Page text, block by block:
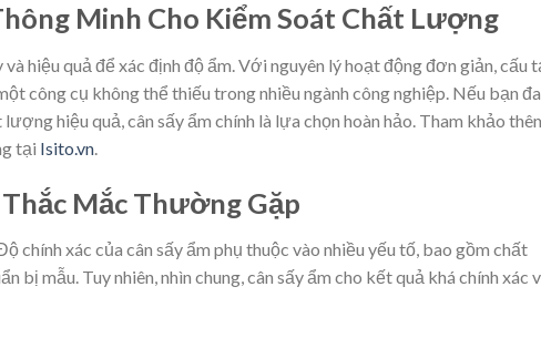
Minh Cho Kiểm Soát Chất Lượng
hiệu quả để xác định độ ẩm. Với nguyên lý hoạt động đơn giản, cấu
công cụ không thể thiếu trong nhiều ngành công nghiệp. Nếu bạn
hiệu quả, cân sấy ẩm chính là lựa chọn hoàn hảo. Tham khảo
tại Isito.vn.
Mắc Thường Gặp
chính xác của cân sấy ẩm phụ thuộc vào nhiều yếu tố, bao gồm chất
bị mẫu. Tuy nhiên, nhìn chung, cân sấy ẩm cho kết quả khá chính xác